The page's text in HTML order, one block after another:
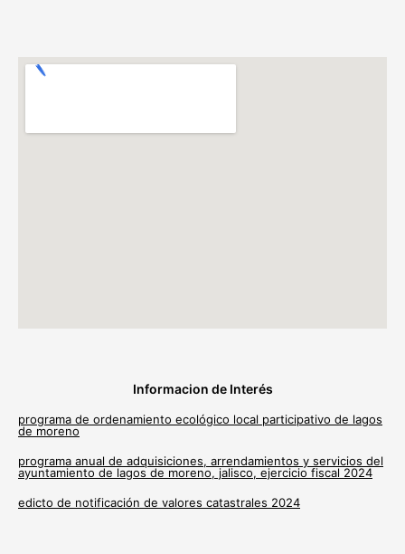
Informacion de Interés
programa de ordenamiento ecológico local participativo de lagos
de moreno
programa anual de adquisiciones, arrendamientos y servicios del
ayuntamiento de lagos de moreno, jalisco, ejercicio fiscal 2024
edicto de notificación de valores catastrales 2024